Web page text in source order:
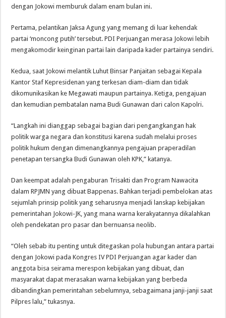
dengan Jokowi memburuk dalam enam bulan ini.
Pertama, pelantikan Jaksa Agung yang memang di luar kehendak
partai ‘moncong putih’ tersebut. PDI Perjuangan merasa Jokowi lebih
mengakomodir keinginan partai lain daripada kader partainya sendiri.
Kedua, saat Jokowi melantik Luhut Binsar Panjaitan sebagai Kepala
Kantor Staf Kepresidenan yang terkesan diam-diam dan tidak
dikomunikasikan ke Megawati maupun partainya. Ketiga, pengajuan
dan kemudian pembatalan nama Budi Gunawan dari calon Kapolri.
“Langkah ini dianggap sebagai bagian dari pengangkangan hak
politik warga negara dan konstitusi karena sudah melalui proses
politik hukum dengan dimenangkannya pengajuan praperadilan
penetapan tersangka Budi Gunawan oleh KPK,” katanya.
Dan keempat adalah pengaburan Trisakti dan Program Nawacita
dalam RPJMN yang dibuat Bappenas. Bahkan terjadi pembelokan atas
sejumlah prinsip politik yang seharusnya menjadi lanskap kebijakan
pemerintahan Jokowi-JK, yang mana warna kerakyatannya dikalahkan
oleh pendekatan pro pasar dan bernuansa neolib.
“Oleh sebab itu penting untuk ditegaskan pola hubungan antara partai
dengan Jokowi pada Kongres IV PDI Perjuangan agar kader dan
anggota bisa seirama merespon kebijakan yang dibuat, dan
masyarakat dapat merasakan warna kebijakan yang berbeda
dibandingkan pemerintahan sebelumnya, sebagaimana janji-janji saat
Pilpres lalu,” tukasnya.